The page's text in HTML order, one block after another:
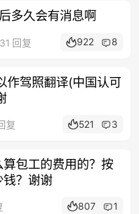
多久会有消息啊
回复 922 8
作驾照翻译(中国认可
复 521 3
包工的费用的？按
钱？谢谢
807 1